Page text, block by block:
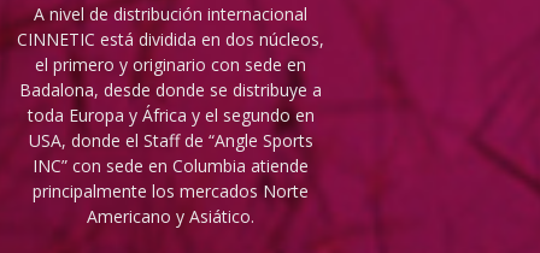
A nivel de distribución internacional
CINNETIC está dividida en dos núcleos,
el primero y originario con sede en
Badalona, desde donde se distribuye a
toda Europa y África y el segundo en
USA, donde el Staff de “Angle Sports
INC” con sede en Columbia atiende
principalmente los mercados Norte
Americano y Asiático.